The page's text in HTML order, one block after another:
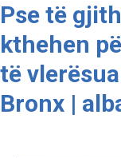
Pse të
kthehen
të
Bronx |